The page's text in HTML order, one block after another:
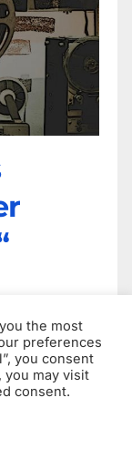
Rossi, was
Vornamens
wir wieder
ähnlich
the most
preferences
you consent
you may visit
consent.